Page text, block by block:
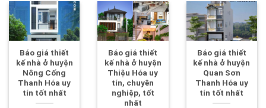
Báo giá thiết
kế nhà ở huyện
Nông Cống
Thanh Hóa uy
tín tốt nhất
Báo giá thiết
kế nhà ở huyện
Thiệu Hóa uy
tín, chuyên
nghiệp, tốt
nhất
Báo giá thiết
kế nhà ở huyện
Quan Sơn
Thanh Hóa uy
tín tốt nhất